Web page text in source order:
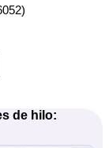
de hilo: